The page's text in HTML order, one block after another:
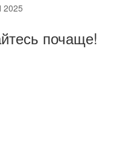
почаще!